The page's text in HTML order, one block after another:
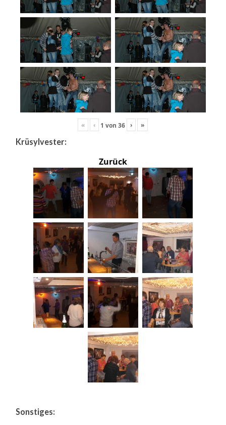
« ‹ 1 von36 › »
Krüsylvester:
Zurück
Sonstiges: